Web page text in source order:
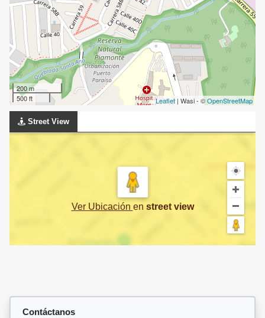
200 m
500 ft
Leaflet| Wasi - ©OpenStreetMap
Street View
Ver Ubicación en street view
Contáctanos